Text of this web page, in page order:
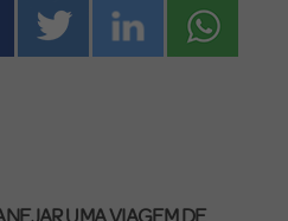
UMA VIAGEM DE